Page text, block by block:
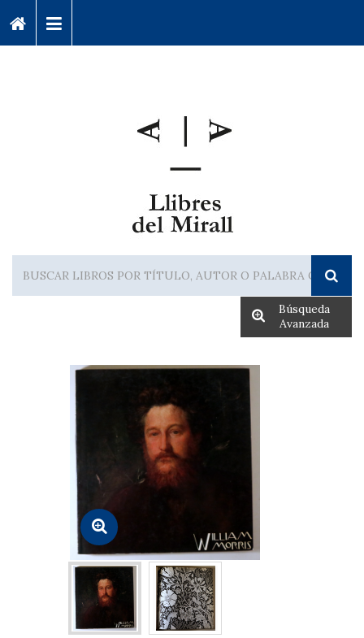
Búsqueda
Avanzada